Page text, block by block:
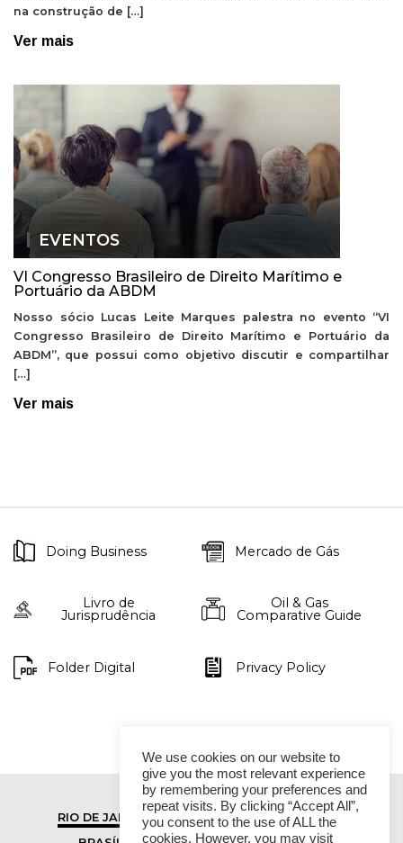
na construção de […]
Ver mais
EVENTOS
VI Congresso Brasileiro de Direito Marítimo e
Portuário da ABDM
Nosso sócio Lucas Leite Marques palestra no evento “VI
Congresso Brasileiro de Direito Marítimo e Portuário da
ABDM”, que possui como objetivo discutir e compartilhar
[…]
Ver mais
Doing Business Mercado de Gás
Livro de
Jurisprudência
Oil & Gas
Comparative Guide
Folder Digital Privacy Policy
RIO DE JANEIRO
SÃO PAULO
We use cookies on our website to
give you the most relevant experience
by remembering your preferences and
repeat visits. By clicking “Accept All”,
you consent to the use of ALL the
cookies. However, you may visit